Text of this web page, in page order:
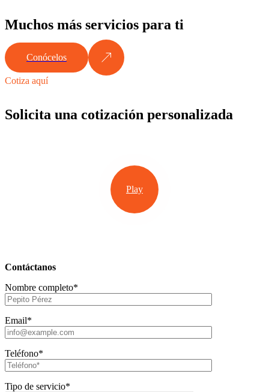
Muchos más servicios para ti
Conócelos
Cotiza aquí
Solicita una cotización personalizada
Play
Contáctanos
Nombre completo*
Email*
Teléfono*
Tipo de servicio*